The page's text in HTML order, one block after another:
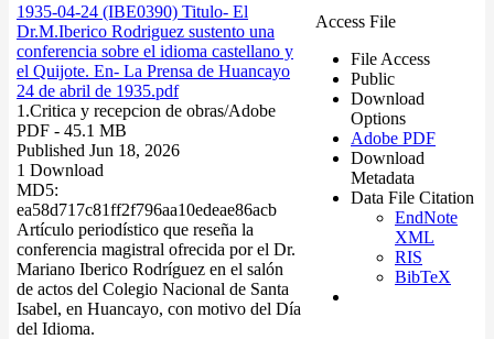
1935-04-24 (IBE0390) Titulo- El
Dr.M.Iberico Rodriguez sustento una
conferencia sobre el idioma castellano y
el Quijote. En- La Prensa de Huancayo
24 de abril de 1935.pdf
1.Critica y recepcion de obras/Adobe
PDF - 45.1 MB
Published Jun 18, 2026
1 Download
MD5:
ea58d717c81ff2f796aa10edeae86acb
Artículo periodístico que reseña la
conferencia magistral ofrecida por el Dr.
Mariano Iberico Rodríguez en el salón
de actos del Colegio Nacional de Santa
Isabel, en Huancayo, con motivo del Día
del Idioma.
Access File
File Access
Public
Download
Options
Adobe PDF
Download
Metadata
Data File Citation
EndNote
XML
RIS
BibTeX